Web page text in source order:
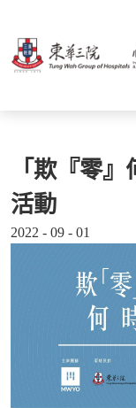
「欺『零
活動
2022 - 09 - 01